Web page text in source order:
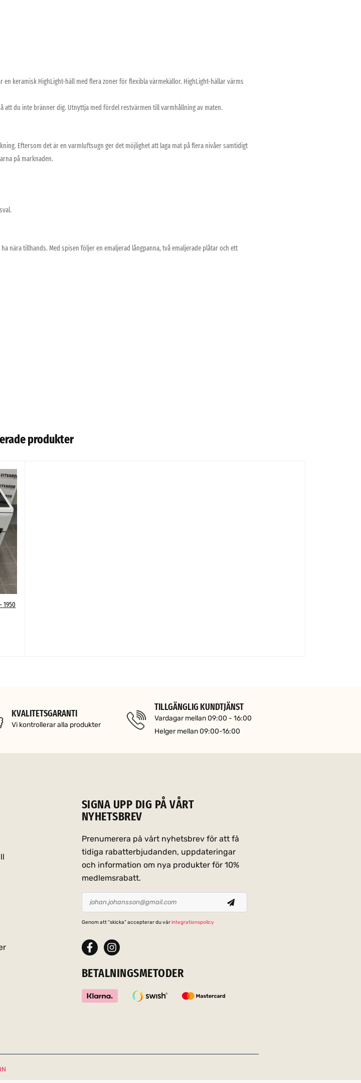
en keramisk HighLight-häll med flera zoner för flexibla värmekällor. HighLight-hällar värms
du inte bränner dig. Utnyttja med fördel restvärmen till varmhållning av maten.
Eftersom det är en varmluftsugn ger det möjlighet att laga mat på flera nivåer samtidigt
på marknaden.
nära tillhands. Med spisen följer en emaljerad långpanna, två emaljerade plåtar och ett
produkter
1950
KVALITETSGARANTI
Vi kontrollerar alla produkter
TILLGÄNGLIG KUNDTJÄNST
Vardagar mellan 09:00 - 16:00
Helger mellan 09:00-16:00
SIGNA UPP DIG PÅ VÅRT
NYHETSBREV
Prenumerera på vårt nyhetsbrev för att få
tidiga rabatterbjudanden, uppdateringar
och information om nya produkter för 10%
medlemsrabatt.
Genom att “skicka” accepterar du vårintegrationspolicy
BETALNINGSMETODER